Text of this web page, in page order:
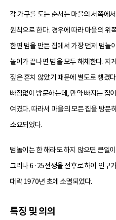
각 가구를 도는 순서는 마을의 서쪽에
원칙으로 한다. 경우에 따라 마을의 위
한편 범을 만든 집에서 가장 먼저 범놀
놀이가 끝나면 범을 모두 해체한다. 지
짚은 흔치 않았기 때문에 별도로 챙겼
빠짐없이 방문하는데, 만약 빠지는 집
여겼다. 따라서 마을의 모든 집을 방문
소요되었다.
범놀이는 한 해라도 하지 않으면 큰일
그러나 6·25전쟁을 전후로 하여 인구
대략 1970년 초에 소멸되었다.
특징 및 의의